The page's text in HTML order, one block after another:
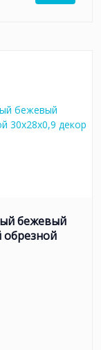
бежевый
обрезной